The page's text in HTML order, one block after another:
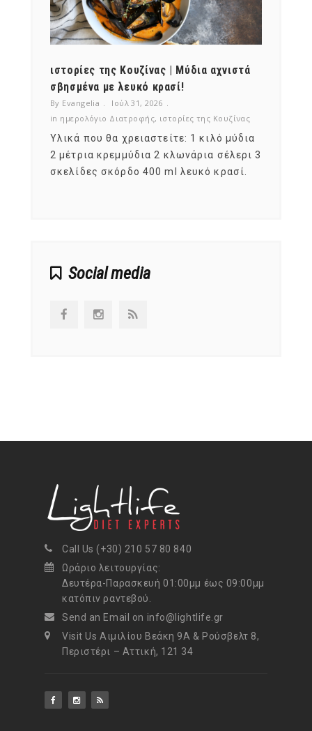
ιστορίες της Κουζίνας | Μύδια αχνιστά
σβησμένα με λευκό κρασί!
By Evangelia
Ιούλ 31, 2026
in ημερολόγιο Διατροφής, ιστορίες της Κουζίνας
Υλικά που θα χρειαστείτε: 1 κιλό μύδια
2 μέτρια κρεμμύδια 2 κλωνάρια σέλερι 3
σκελίδες σκόρδο 400 ml λευκό κρασί.
Social media
Call Us (+30) 210 57 80 840
Ωράριο λειτουργίας:
Δευτέρα-Παρασκευή 01:00μμ έως 09:00μμ
κατόπιν ραντεβού.
Send an Email on info@lightlife.gr
Visit Us Αιμιλίου Βεάκη 9Α & Ρούσβελτ 8,
Περιστέρι – Αττική, 121 34